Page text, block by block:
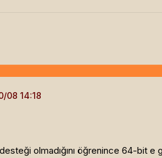
olmadığını öğrenince 64-bit